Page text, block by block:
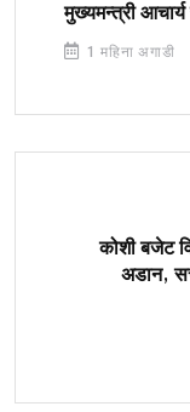
मुख्यमन्त्री
1 महिना अगाडी
कोशी बजेट
अडान,